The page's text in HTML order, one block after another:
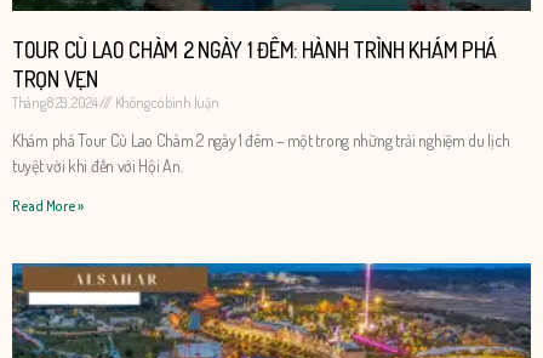
TOUR CÙ LAO CHÀM 2 NGÀY 1 ĐÊM: HÀNH TRÌNH KHÁM PHÁ
TRỌN VẸN
Tháng 8 29, 2024 Không có bình luận
Khám phá Tour Cù Lao Chàm 2 ngày 1 đêm – một trong những trải nghiệm du lịch
tuyệt vời khi đến với Hội An.
Read More »